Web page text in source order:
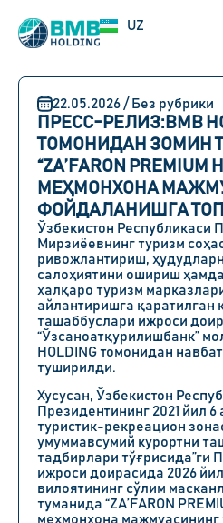
UZ
RU
22.05.2026 / Без рубрики
ПРЕСС-РЕЛИЗ:BMB
ТОМОНИДАН ЗОМИН
“ZA’FARON PREMIUM
МЕҲМОНХОНА
ФОЙДАЛАНИШГА
Ўзбекистон Республикаси
Мирзиёевнинг туризм
ривожлантириш,
салоҳиятини ошириш
халқаро туризм
айлантиришга қаратилган
ташаббуслари ижроси
“Ўзсаноатқурилишбанк”
HOLDING томонидан
туширилди.
Хусусан, Ўзбекистон
Президентининг 2021 йил 6
туристик-рекреацион
умуммавсумий курортни
тадбирлари
ижроси доирасида 2026
вилоятининг сўлим
туманида “ZA’FARON
меҳмонхона